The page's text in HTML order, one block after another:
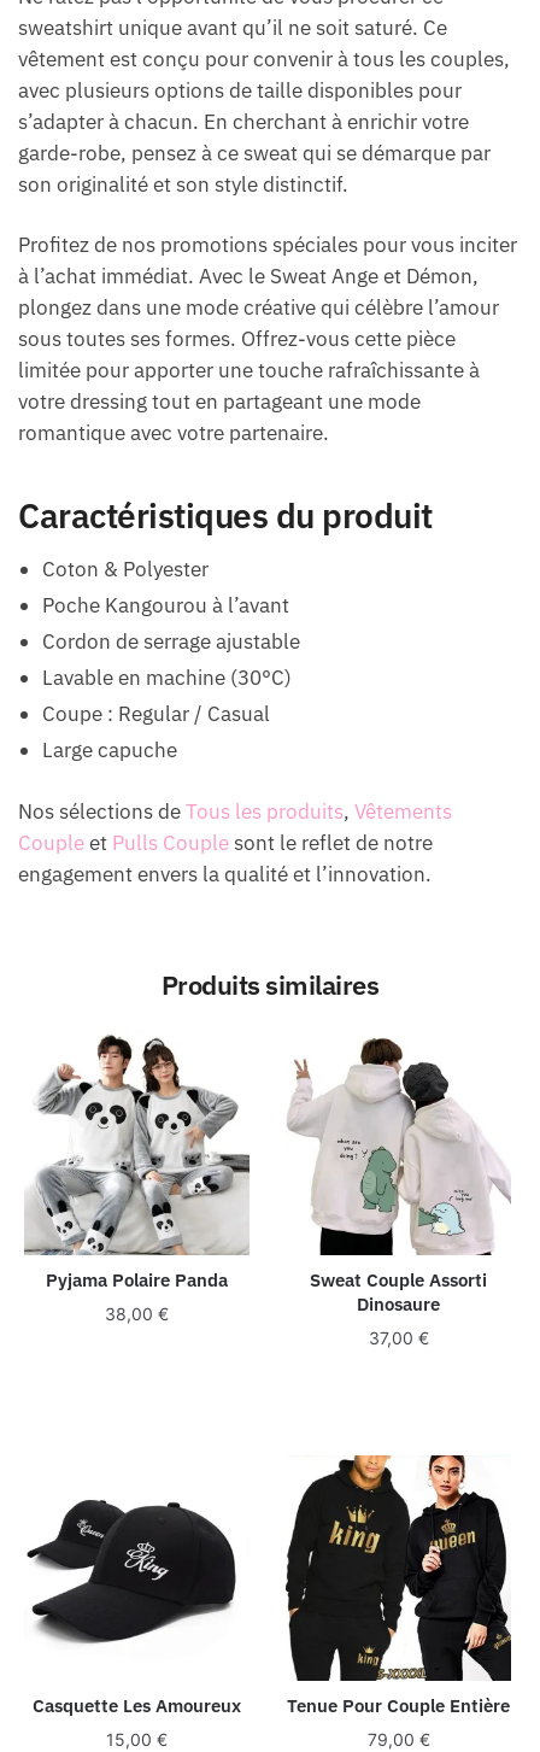
sweatshirt unique avant qu’il ne soit saturé. Ce
vêtement est conçu pour convenir à tous les couples,
avec plusieurs options de taille disponibles pour
s’adapter à chacun. En cherchant à enrichir votre
garde-robe, pensez à ce sweat qui se démarque par
son originalité et son style distinctif.
Profitez de nos promotions spéciales pour vous inciter
à l’achat immédiat. Avec le Sweat Ange et Démon,
plongez dans une mode créative qui célèbre l’amour
sous toutes ses formes. Offrez-vous cette pièce
limitée pour apporter une touche rafraîchissante à
votre dressing tout en partageant une mode
romantique avec votre partenaire.
Caractéristiques du produit
Coton & Polyester
Poche Kangourou à l’avant
Cordon de serrage ajustable
Lavable en machine (30°C)
Coupe : Regular / Casual
Large capuche
Nos sélections deTous les produits, Vêtements
Coupleet Pulls Couplesont le reflet de notre
engagement envers la qualité et l’innovation.
Produits similaires
Pyjama Polaire Panda
38,00€
Sweat Couple Assorti
Dinosaure
37,00 €
Casquette Les Amoureux
15,00€
Tenue Pour Couple Entière
79,00 €